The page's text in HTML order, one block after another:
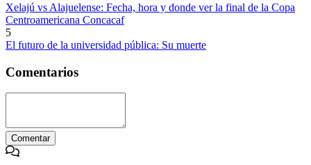
Xelajú vs Alajuelense: Fecha, hora y donde ver la final de la Copa
Centroamericana Concacaf
5
El futuro de la universidad pública: Su muerte
Comentarios
Comentar